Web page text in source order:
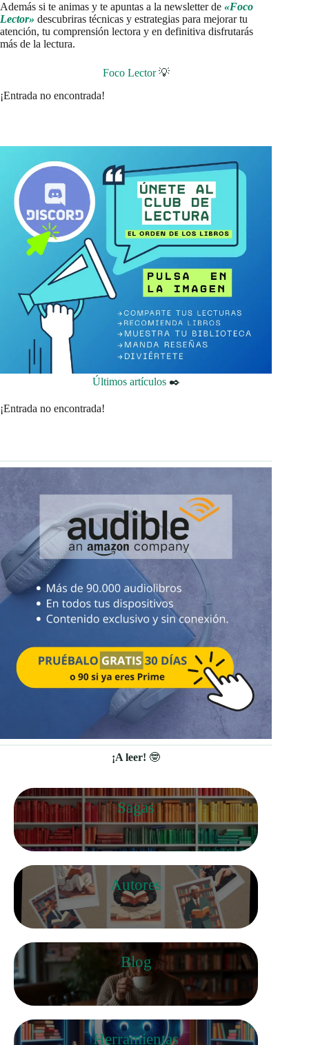
Además si te animas y te apuntas a la newsletter de «Foco
Lector» descubriras técnicas y estrategias para mejorar tu
atención, tu comprensión lectora y en definitiva disfrutarás
más de la lectura.
Foco Lector💡
¡Entrada no encontrada!
Últimos artículos✒️
¡Entrada no encontrada!
¡A leer! 🤓
Sagas
Autores
Blog
Herramientas